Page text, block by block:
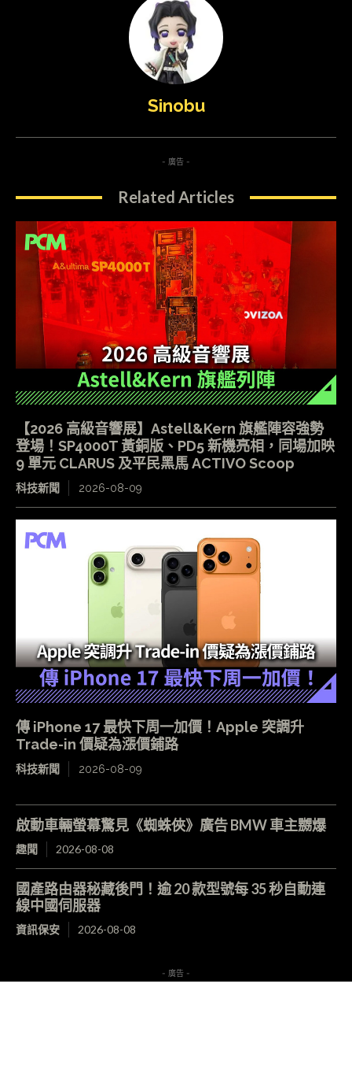
Sinobu
- 廣告 -
Related Articles
【2026 高級音響展】Astell&Kern 旗艦陣容強勢
登場！SP4000T 黃銅版、PD5 新機亮相，同場加映
9 單元 CLARUS 及平民黑馬 ACTIVO Scoop
科技新聞 2026-08-09
傳 iPhone 17 最快下周一加價！Apple 突調升
Trade-in 價疑為漲價鋪路
科技新聞 2026-08-09
啟動車輛螢幕驚見《蜘蛛俠》廣告 BMW 車主嬲爆
趣聞 2026-08-08
國產路由器秘藏後門！逾 20 款型號每 35 秒自動連
線中國伺服器
資訊保安 2026-08-08
- 廣告 -